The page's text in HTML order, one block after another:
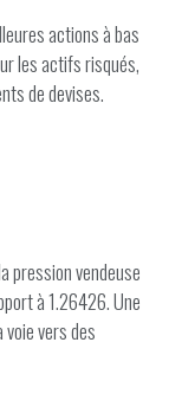
actions à bas
les actifs risqués,
de devises.
pression vendeuse
à 1.26426. Une
vers des